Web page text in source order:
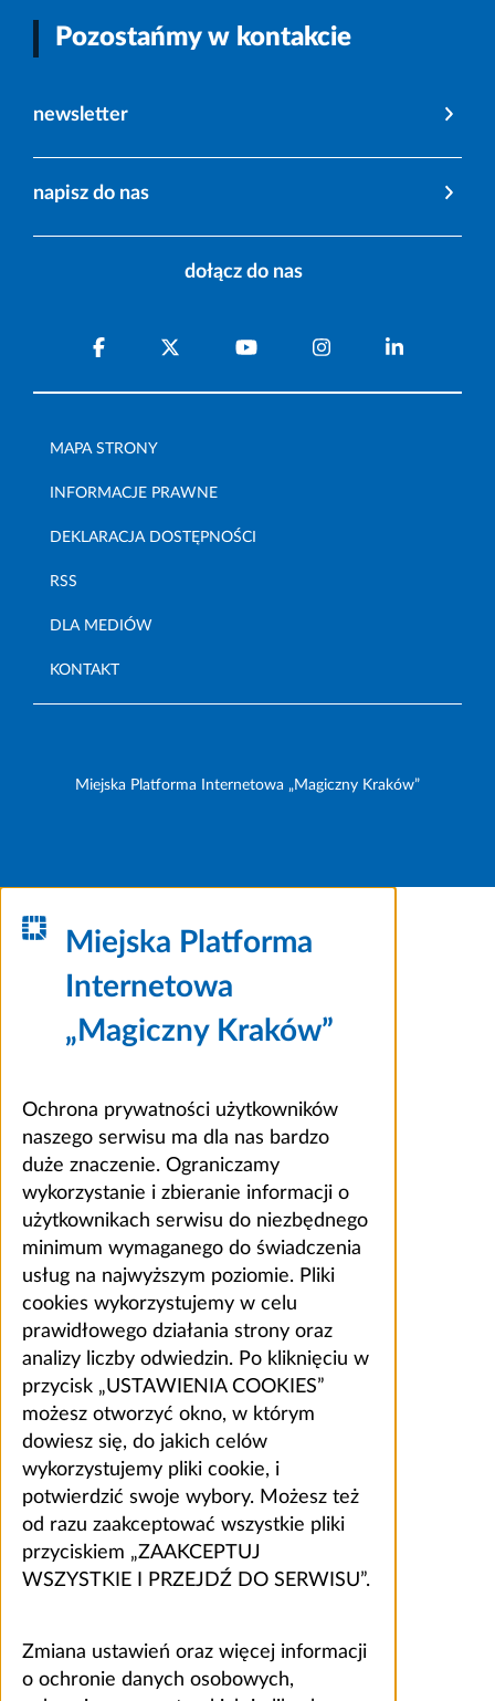
Pozostańmy w kontakcie
newsletter
napisz do nas
dołącz do nas
MAPA STRONY
INFORMACJE PRAWNE
DEKLARACJA DOSTĘPNOŚCI
RSS
DLA MEDIÓW
KONTAKT
Miejska Platforma Internetowa „Magiczny Kraków”
Miejska Platforma
Internetowa
„Magiczny Kraków”
Ochrona prywatności użytkowników
naszego serwisu ma dla nas bardzo
duże znaczenie. Ograniczamy
wykorzystanie i zbieranie informacji o
użytkownikach serwisu do niezbędnego
minimum wymaganego do świadczenia
usług na najwyższym poziomie. Pliki
cookies wykorzystujemy w celu
prawidłowego działania strony oraz
analizy liczby odwiedzin. Po kliknięciu w
przycisk „USTAWIENIA COOKIES”
możesz otworzyć okno, w którym
dowiesz się, do jakich celów
wykorzystujemy pliki cookie, i
potwierdzić swoje wybory. Możesz też
od razu zaakceptować wszystkie pliki
przyciskiem „ZAAKCEPTUJ
WSZYSTKIE I PRZEJDŹ DO SERWISU”.
Zmiana ustawień oraz więcej informacji
o ochronie danych osobowych,